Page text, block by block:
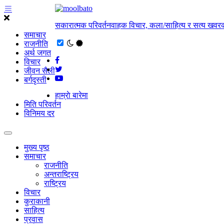
समाचार
राजनीति
अर्थ जगत
विचार
जीवन सैली
बर्गदृस्ती
सकारात्मक परिवर्तनवाहक विचार, कला/साहित्य र सत्य
हाम्राे बारेमा
मिति परिवर्तन
विनिमय दर
मुख्य पृष्ठ
समाचार
राजनीति
अन्तराष्ट्रिय
राष्ट्रिय
विचार
कुराकानी
साहित्य
प्रवास